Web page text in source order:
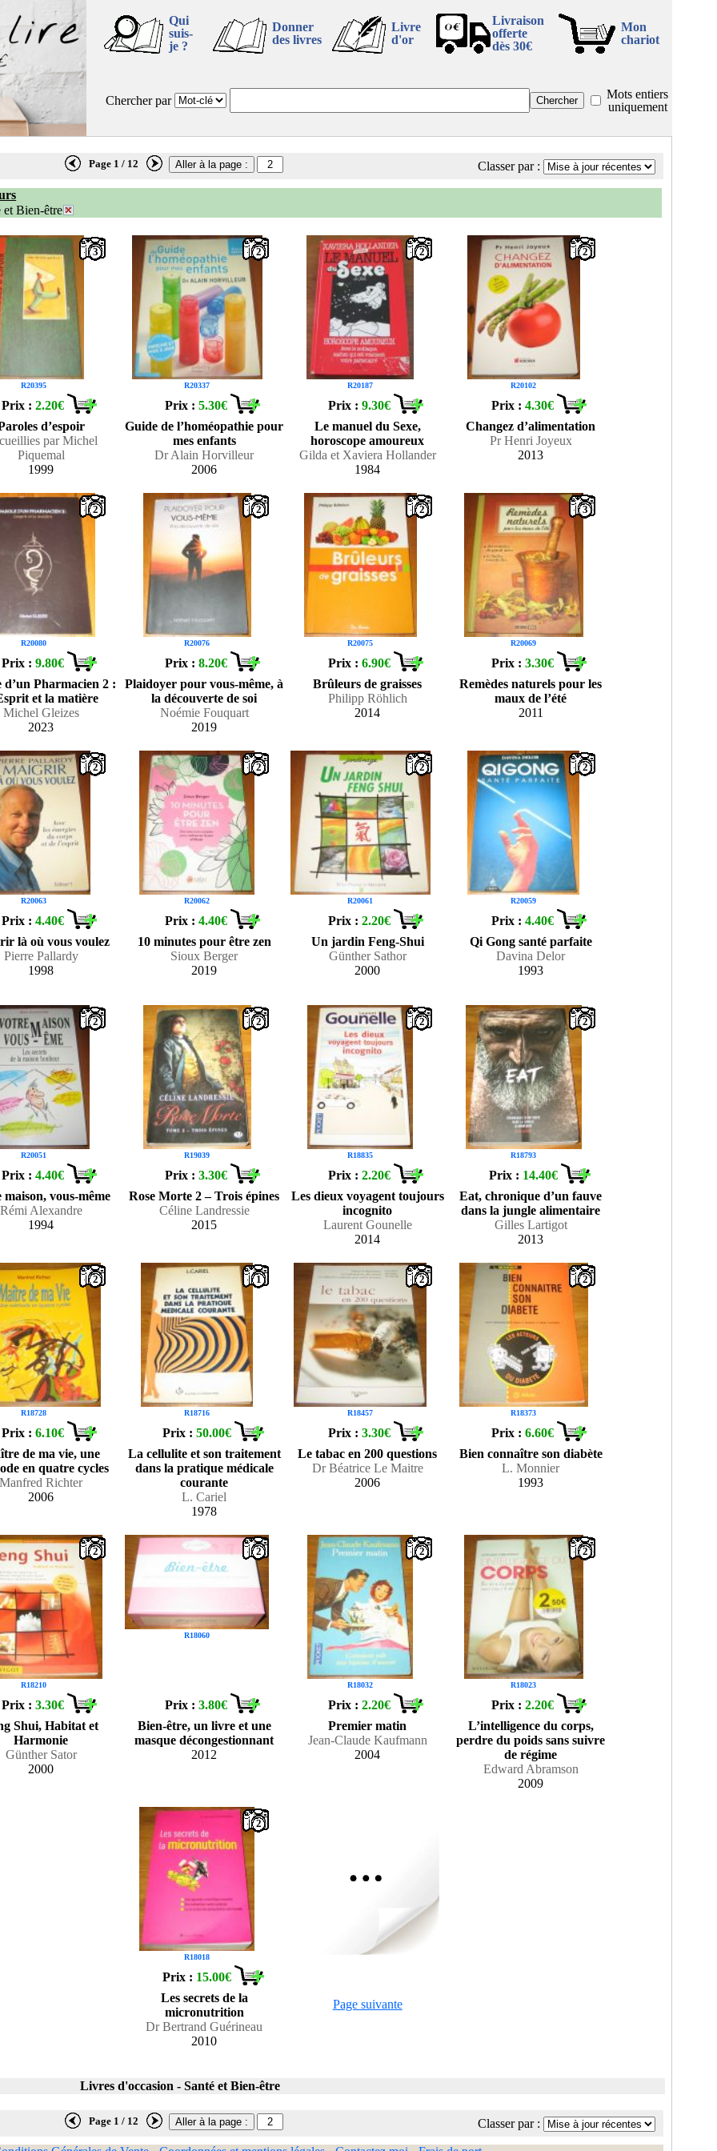
Qui
suis-
je ?
Donner
des livres
Livre
d'or
Livraison
offerte
dès 30€
Mon
chariot
Chercher par
Mots entiers
uniquement
Page 1 / 12 Classer par :
et Bien-être
R20395
3
Prix :2.20€
d’espoir
par Michel
Piquemal
1999
R20337
2
Prix :5.30€
Guide de l’homéopathie pour
mes enfants
Dr Alain Horvilleur
2006
R20187
2
Prix :9.30€
Le manuel du Sexe,
horoscope amoureux
Gilda et Xaviera Hollander
1984
R20102
2
Prix :4.30€
Changez d’alimentation
Pr Henri Joyeux
2013
R20080
2
Prix :9.80€
d’un Pharmacien 2 :
et la matière
Michel Gleizes
2023
R20076
2
Prix :8.20€
Plaidoyer pour vous-même, à
la découverte de soi
Noémie Fouquart
2019
R20075
2
Prix :6.90€
Brûleurs de graisses
Philipp Röhlich
2014
R20069
3
Prix :3.30€
Remèdes naturels pour les
maux de l’été
2011
R20063
2
Prix :4.40€
là où vous voulez
Pierre Pallardy
1998
R20062
2
Prix :4.40€
10 minutes pour être zen
Sioux Berger
2019
R20061
2
Prix :2.20€
Un jardin Feng-Shui
Günther Sathor
2000
R20059
2
Prix :4.40€
Qi Gong santé parfaite
Davina Delor
1993
R20051
2
Prix :4.40€
maison, vous-même
Rémi Alexandre
1994
R19039
2
Prix :3.30€
Rose Morte 2 – Trois épines
Céline Landressie
2015
R18835
2
Prix :2.20€
Les dieux voyagent toujours
incognito
Laurent Gounelle
2014
R18793
2
Prix : 14.40€
Eat, chronique d’un fauve
dans la jungle alimentaire
Gilles Lartigot
2013
R18728
2
Prix :6.10€
de ma vie, une
en quatre cycles
Manfred Richter
2006
R18716
1
Prix :50.00€
La cellulite et son traitement
dans la pratique médicale
courante
L. Cariel
1978
R18457
2
Prix :3.30€
Le tabac en 200 questions
Dr Béatrice Le Maitre
2006
R18373
2
Prix :6.60€
Bien connaître son diabète
L. Monnier
1993
R18210
2
Prix :3.30€
Shui, Habitat et
Harmonie
Günther Sator
2000
R18060
2
Prix :3.80€
Bien-être, un livre et une
masque décongestionnant
2012
R18032
2
Prix :2.20€
Premier matin
Jean-Claude Kaufmann
2004
R18023
2
Prix :2.20€
L’intelligence du corps,
perdre du poids sans suivre
de régime
Edward Abramson
2009
R18018
2
Prix : 15.00€
Les secrets de la
micronutrition
Dr Bertrand Guérineau
2010
Page suivante
Livres d'occasion - Santé et Bien-être
Page 1 / 12 Classer par :